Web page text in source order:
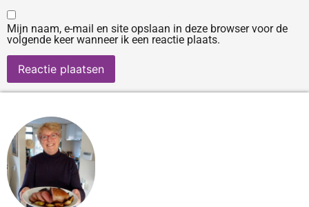
Mijn naam, e-mail en site opslaan in deze browser voor de
volgende keer wanneer ik een reactie plaats.